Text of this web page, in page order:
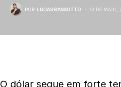
POR LUCAS BASSOTTO 13 DE MAIO,
O dólar segue em forte